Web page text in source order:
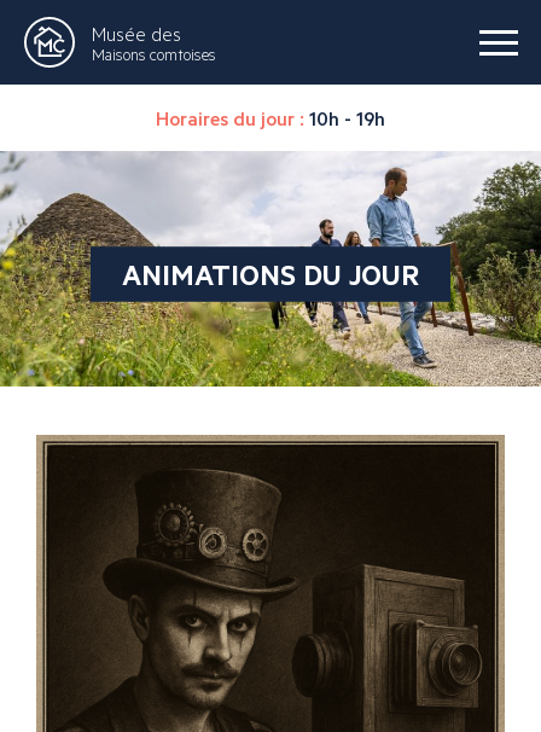
Musée des
Maisons comtoises
Horaires du jour : 10h - 19h
ANIMATIONS DU JOUR